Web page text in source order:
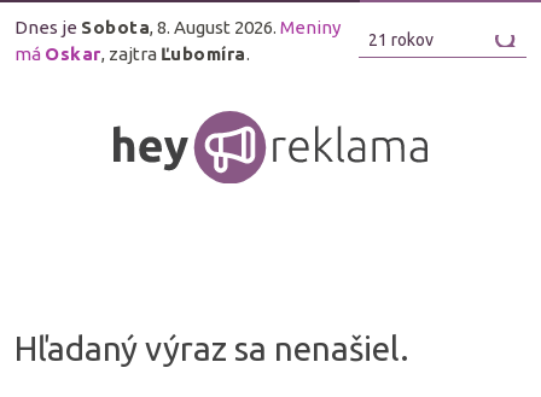
Dnes je Sobota, 8. August 2026. Meniny
má Oskar, zajtra Ľubomíra.
Hľadaný výraz sa nenašiel.